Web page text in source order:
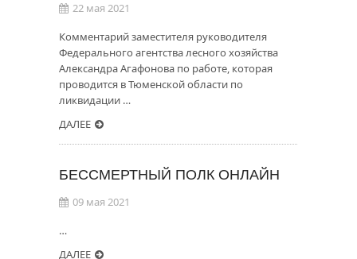
22 мая 2021
Комментарий заместителя руководителя
Федерального агентства лесного хозяйства
Александра Агафонова по работе, которая
проводится в Тюменской области по
ликвидации …
ДАЛЕЕ
БЕССМЕРТНЫЙ ПОЛК ОНЛАЙН
09 мая 2021
…
ДАЛЕЕ